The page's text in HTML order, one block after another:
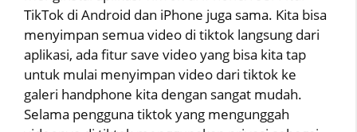
TikTok di Android dan iPhone juga sama. Kita bisa
menyimpan semua video di tiktok langsung dari
aplikasi, ada fitur save video yang bisa kita tap
untuk mulai menyimpan video dari tiktok ke
galeri handphone kita dengan sangat mudah.
Selama pengguna tiktok yang mengunggah